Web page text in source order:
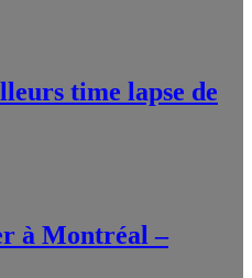
time lapse de
à Montréal –